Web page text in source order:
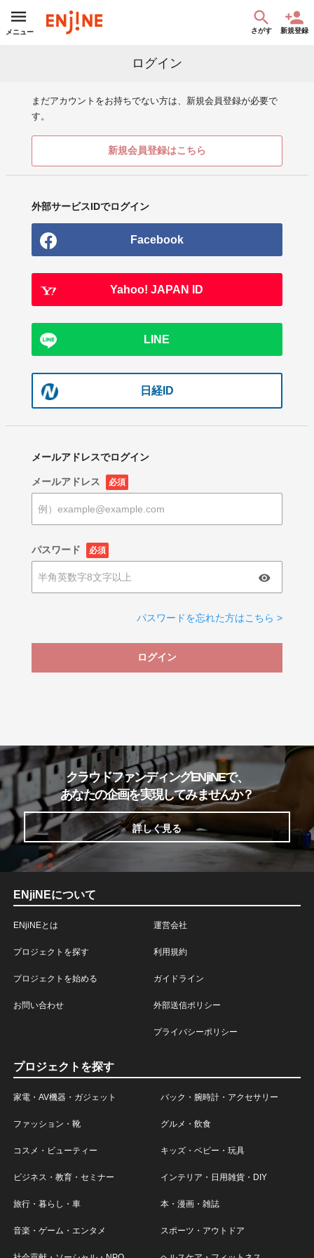
メニュー さがす 新規登録
ログイン
まだアカウントをお持ちでない方は、新規会員登録が必要で
す。
新規会員登録はこちら
外部サービスIDでログイン
Facebook
Yahoo! JAPAN ID
LINE
日経ID
メールアドレスでログイン
メールアドレス 必須
パスワード 必須
パスワードを忘れた方はこちら >
ログイン
クラウドファンディングENjiNEで、
あなたの企画を実現してみませんか？
詳しく見る
ENjiNEについて
ENjiNEとは
プロジェクトを探す
プロジェクトを始める
お問い合わせ
運営会社
利用規約
ガイドライン
外部送信ポリシー
プライバシーポリシー
プロジェクトを探す
家電・AV機器・ガジェット バック・腕時計・アクセサリー
ファッション・靴 グルメ・飲食
コスメ・ビューティー キッズ・ベビー・玩具
ビジネス・教育・セミナー インテリア・日用雑貨・DIY
旅行・暮らし・車 本・漫画・雑誌
音楽・ゲーム・エンタメ スポーツ・アウトドア